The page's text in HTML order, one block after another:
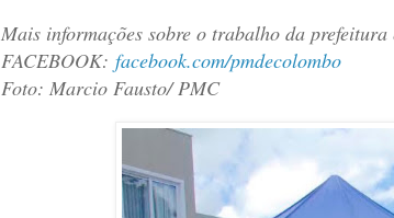
Mais informações sobre o trabalho da prefeitura
FACEBOOK: facebook.com/pmdecolombo
Foto: Marcio Fausto/ PMC